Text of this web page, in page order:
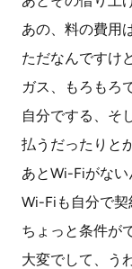
あの、料の費用は
ただなんですけ
ガス、もろもろ
自分でする、そ
払うだったりとか
あとWi-Fiがない
Wi-Fiも自分で契
ちょっと条件が
大変でして、う